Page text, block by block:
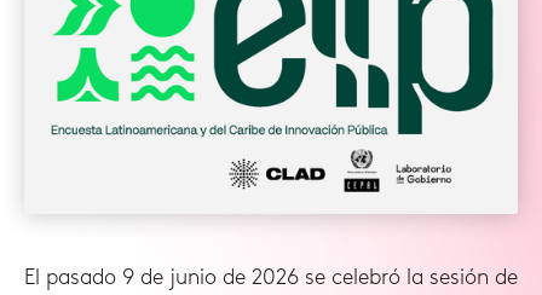
El pasado 9 de junio de 2026 se celebró la sesión de